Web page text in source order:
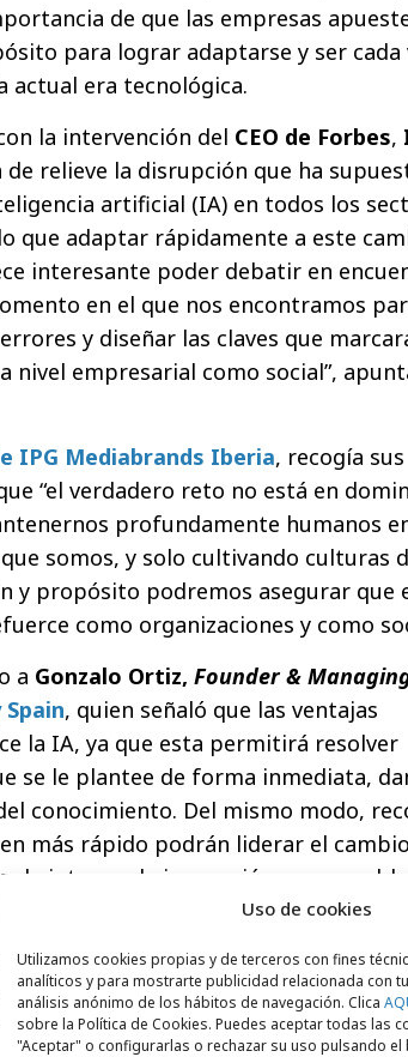
Uso de cookies
Utilizamos cookies propias y de terceros con fines
analíticos y para mostrarte publicidad relacionada con
análisis anónimo de los hábitos de navegación. Clica
sobre la Política de Cookies. Puedes aceptar todas las
"Aceptar" o configurarlas o rechazar su uso pulsando
de que las empresas
para lograr adaptarse y ser cada
actual era tecnológica.
la intervención del CEO de Forbes,
de relieve la disrupción que ha
artificial (IA) en todos los
que adaptar rápidamente a este
interesante poder debatir en
en el que nos encontramos
y diseñar las claves que
empresarial como social”,
IPG Mediabrands Iberia, recogía sus
“el verdadero reto no está en
profundamente humanos
somos, y solo cultivando culturas
y propósito podremos asegurar que
como organizaciones y como
a Gonzalo Ortiz, Founder &
, quien señaló que las ventajas
la IA, ya que esta permitirá resolver
se le plantee de forma inmediata,
conocimiento. Del mismo modo,
más rápido podrán liderar el cambio
de integrar la innovación responsable
corrió a cargo deCristina Lera,
Mediabrands, quien destacó el
de cambio en un sector que vive una